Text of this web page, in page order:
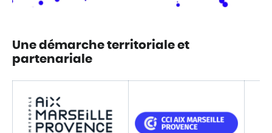
Une démarche territoriale et
partenariale